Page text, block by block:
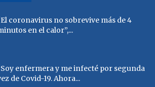
coronavirus no sobrevive más de 4
en el calor”,...
enfermera y me infecté por segunda
de Covid-19. Ahora...